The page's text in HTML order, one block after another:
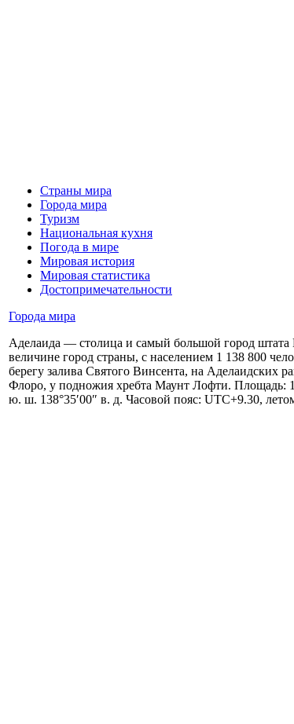
Страны мира
Города мира
Туризм
Национальная кухня
Погода в мире
Мировая история
Мировая статистика
Достопримечательности
Города мира
Аделаида — столица и самый большой город
величине город страны, с населением 1 138 800
берегу залива Святого Винсента, на Аделаидских
Флоро, у подножия хребта Маунт Лофти. Площадь:
ю. ш. 138°35′00″ в. д. Часовой пояс: UTC+9.30,